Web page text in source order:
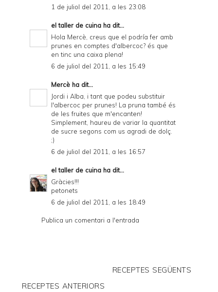
1 de juliol del 2011, a les 23:08
el taller de cuina ha dit...
Hola Mercè, creus que el podría fer amb
prunes en comptes d'albercoc? és que
en tinc una caixa plena!
6 de juliol del 2011, a les 15:49
Mercè ha dit...
Jordi i Alba, i tant que podeu substituir
l'albercoc per prunes! La pruna també és
de les fruites que m'encanten!
Simplement, haureu de variar la quantitat
de sucre segons com us agradi de dolç.
;)
6 de juliol del 2011, a les 16:57
el taller de cuina ha dit...
Gràcies!!!
petonets
6 de juliol del 2011, a les 18:49
Publica un comentari a l'entrada
RECEPTES SEGÜENTS
RECEPTES ANTERIORS